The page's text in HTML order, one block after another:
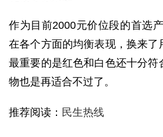
作为目前2000元价位段的首选
在各个方面的均衡表现，换来了
最重要的是红色和白色还十分符
物也是再适合不过了。
推荐阅读： 民生热线